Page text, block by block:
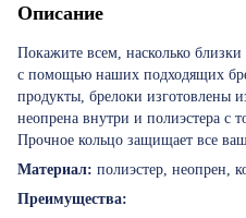
Описание
Покажите всем, насколько
с помощью наших подходящих
продукты, брелоки изготовлены
неопрена внутри и полиэстера с
Прочное кольцо защищает все
Материал: полиэстер, неопрен,
Преимущества: